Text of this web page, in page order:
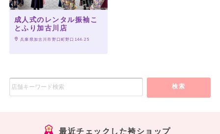
成人式のレンタル振袖こ
とふり加古川店
兵庫県加古川市野口町野口144-25
検索
最近チェックした袴ショップ